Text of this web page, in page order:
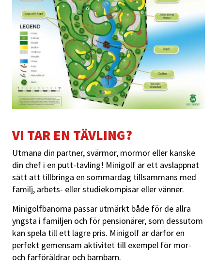
VI TAR EN TÄVLING?
Utmana din partner, svärmor, mormor eller kanske
din chef i en putt-tävling! Minigolf är ett avslappnat
sätt att tillbringa en sommardag tillsammans med
familj, arbets- eller studiekompisar eller vänner.
Minigolfbanorna passar utmärkt både för de allra
yngsta i familjen och för pensionärer, som dessutom
kan spela till ett lägre pris. Minigolf är därför en
perfekt gemensam aktivitet till exempel för mor-
och farföräldrar och barnbarn.